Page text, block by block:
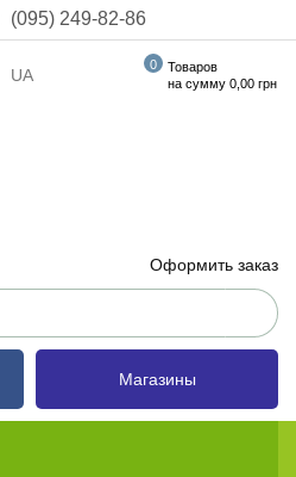
(095) 249-82-86
Оформить заказ
UA Товаров
0
на сумму 0,00 грн
Магазины